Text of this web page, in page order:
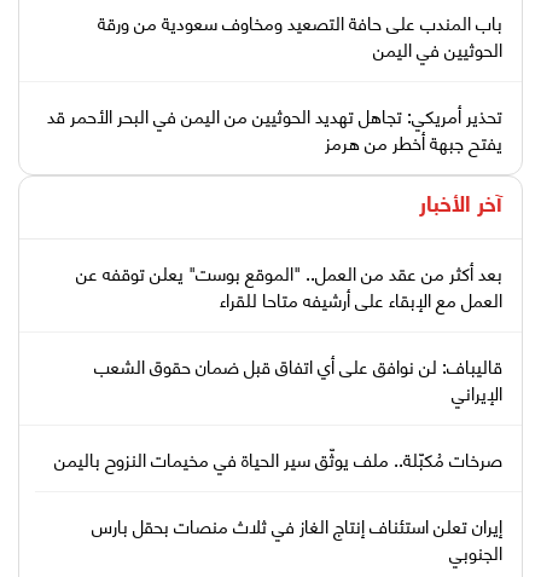
باب المندب على حافة التصعيد ومخاوف سعودية من ورقة
الحوثيين في اليمن
تحذير أمريكي: تجاهل تهديد الحوثيين من اليمن في البحر الأحمر قد
يفتح جبهة أخطر من هرمز
آخر الأخبار
بعد أكثر من عقد من العمل.. "الموقع بوست" يعلن توقفه عن
العمل مع الإبقاء على أرشيفه متاحا للقراء
قاليباف: لن نوافق على أي اتفاق قبل ضمان حقوق الشعب
الإيراني
صرخات مُكبّلة.. ملف يوثّق سير الحياة في مخيمات النزوح باليمن
إيران تعلن استئناف إنتاج الغاز في ثلاث منصات بحقل بارس
الجنوبي